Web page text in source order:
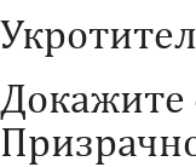
Докажите